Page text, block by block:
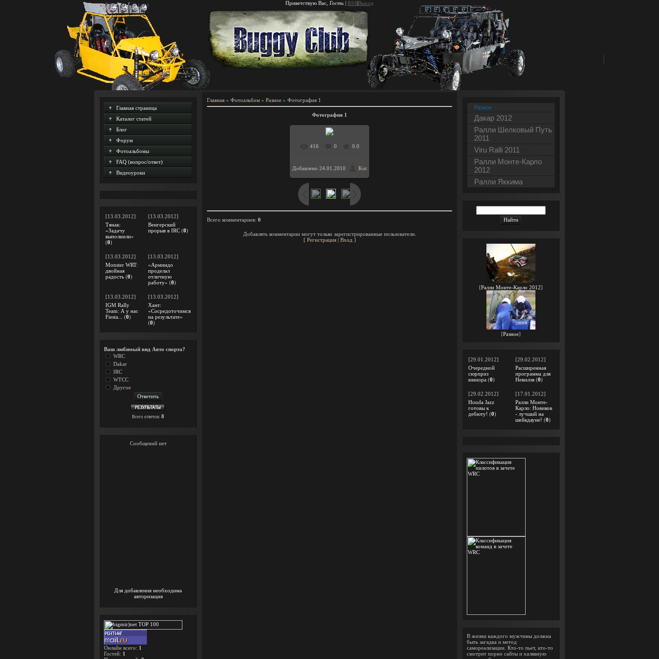
Приветствую Вас Гость | RSS|Выход
Главная страница
Каталог статей
Блог
Форум
Фотоальбомы
FAQ (вопрос/ответ)
Видеоуроки
[13.03.2012]
Тянак:
«Задачу
выполнили»
(0)
[13.03.2012]
Венгерский
прорыв в IRC (0)
[13.03.2012]
Monster WRT:
двойная
радость (0)
[13.03.2012]
«Арминдо
проделал
отличную
работу» (0)
[13.03.2012]
IGM Rally
Team: А у нас
Fiesta...
(0)
[13.03.2012]
Хант:
«Сосредоточимся
на результате»
(0)
Ваш любимый вид Авто спорта?
WRC
Dakar
IRC
WTCC
Другое
Всего ответов: 8
Для добавления необходима
авторизация
Онлайн всего: 1
Гостей: 1
Главная » Фотоальбом » Разное » Фотография 1
Фотография 1
В реальном
размере 800x533/ 92.4Kb
416 0 0.0
Добавлено 24.01.2010 Kot
Всего комментариев: 0
Добавлять комментарии могут только зарегистрированные пользователи.
[ Регистрация| Вход ]
Разное
Дакар 2012
Ралли Шелковый Путь
2011
Viru Ralli 2011
Ралли Монте-Карло
2012
Ралли Яккима
[Ралли Монте-Карло 2012]
[Разное]
[29.01.2012]
Очередной
сюрприз
юниора (0)
[29.02.2012]
Расширенная
программа для
Невилля (0)
[29.02.2012]
Honda Jazz
готовы к
дебюту! (0)
[17.01.2012]
Ралли Монте-
Карло: Новиков
- лучший на
шейкдауне! (0)
В жизни каждого мужчины должна
быть загадка и метод
самореализации. Кто-то пьет, кто-то
смотрит порно сайты и халявную